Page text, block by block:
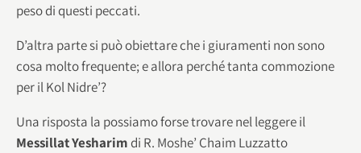
peso di questi peccati.
D’altra parte si può obiettare che i giuramenti non sono
cosa molto frequente; e allora perché tanta commozione
per il Kol Nidre’?
Una risposta la possiamo forse trovare nel leggere il
Messillat Yesharim di R. Moshe’ Chaim Luzzatto